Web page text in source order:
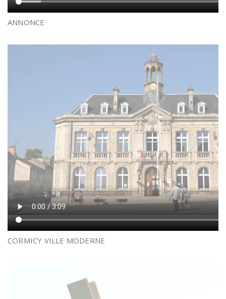
ANNONCE
CORMICY VILLE MODERNE